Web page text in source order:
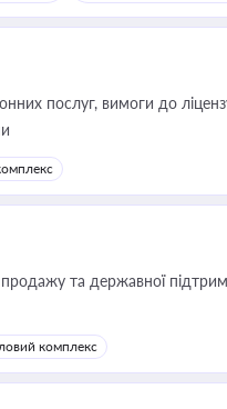
послуг, вимоги до
та державної
комплекс